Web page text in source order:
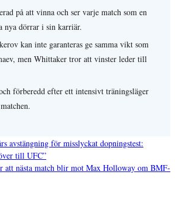
på att vinna och ser varje match som en
nya dörrar i sin karriär.
kan inte garanteras ge samma vikt som
men Whittaker tror att vinster leder till
förberedd efter ett intensivt träningsläger
avstängning för misslyckat dopningstest:
till UFC”
att nästa match blir mot Max Holloway om BMF-